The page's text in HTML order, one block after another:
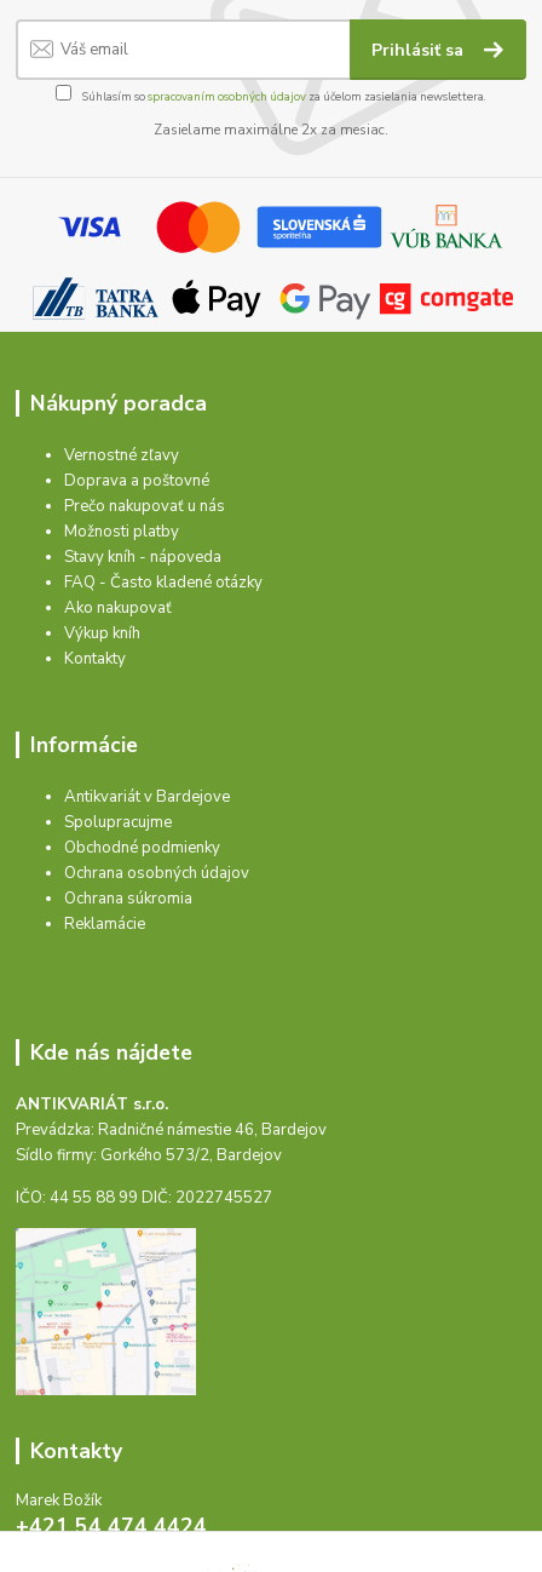
Prihlásiť sa
Súhlasím sospracovaním osobných údajov za účelom zasielania newslettera.
Zasielame maximálne 2x za mesiac.
Nákupný poradca
Vernostné zľavy
Doprava a poštovné
Prečo nakupovať u nás
Možnosti platby
Stavy kníh - nápoveda
FAQ - Často kladené otázky
Ako nakupovať
Výkup kníh
Kontakty
Informácie
Antikvariát v Bardejove
Spolupracujme
Obchodné podmienky
Ochrana osobných údajov
Ochrana súkromia
Reklamácie
Kde nás nájdete
ANTIKVARIÁT s.r.o.
Prevádzka: Radničné námestie 46, Bardejov
Sídlo firmy: Gorkého 573/2, Bardejov
IČO: 44 55 88 99 DIČ: 2022745527
Kontakty
Marek Božík
+421 54 474 4424